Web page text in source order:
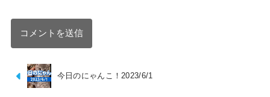
今日のにゃんこ！2023/6/1